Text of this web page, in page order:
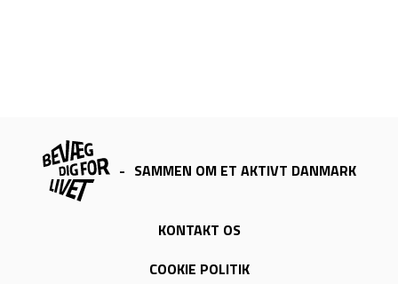
- SAMMEN OM ET AKTIVT DANMARK
KONTAKT OS
COOKIE POLITIK